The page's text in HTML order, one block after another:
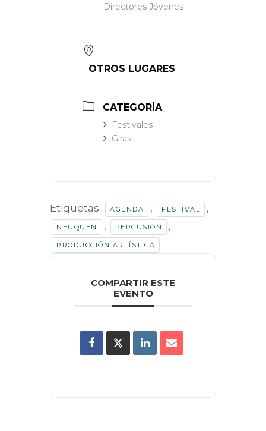
Directores Jóvenes
OTROS LUGARES
CATEGORÍA
Festivales
Giras
Etiquetas: AGENDA , FESTIVAL ,
NEUQUÉN , PERCUSIÓN ,
PRODUCCIÓN ARTÍSTICA
COMPARTIR ESTE
EVENTO